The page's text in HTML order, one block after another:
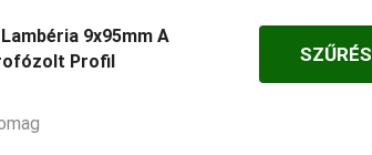
9x95mm A
Profil
SZŰRÉS